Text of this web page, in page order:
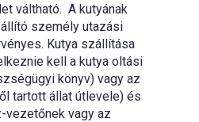
váltható. A kutyának
személy utazási
Kutya szállítása
kell a kutya oltási
könyv) vagy az
tartott állat útlevele) és
vezetőnek vagy az